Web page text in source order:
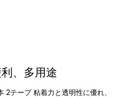
、多用途
テープ 粘着力と透明性に優れ、